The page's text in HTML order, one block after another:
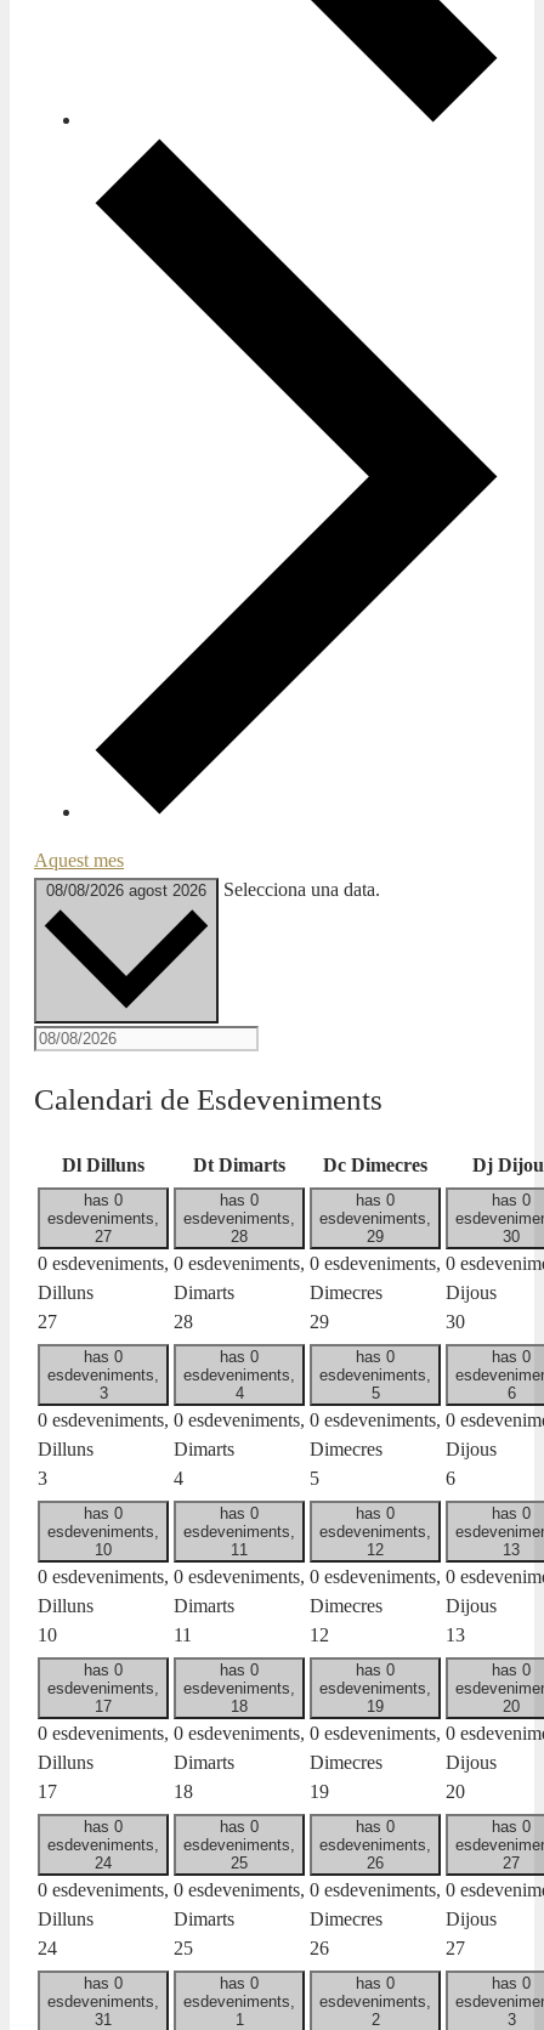
Aquest mes
08/08/2026 agost 2026 Selecciona una data.
Calendari de Esdeveniments
Dl Dilluns Dt Dimarts Dc Dimecres Dj
has 0
esdeveniments,
27
0 esdeveniments,
Dilluns
27
has 0
esdeveniments,
28
0 esdeveniments,
Dimarts
28
has 0
esdeveniments,
29
0 esdeveniments,
Dimecres
29
has 0
30
0
Dijous
30
has 0
esdeveniments,
3
0 esdeveniments,
Dilluns
3
has 0
esdeveniments,
4
0 esdeveniments,
Dimarts
4
has 0
esdeveniments,
5
0 esdeveniments,
Dimecres
5
has 0
6
0
Dijous
6
has 0
esdeveniments,
10
0 esdeveniments,
Dilluns
10
has 0
esdeveniments,
11
0 esdeveniments,
Dimarts
11
has 0
esdeveniments,
12
0 esdeveniments,
Dimecres
12
has 0
13
0
Dijous
13
has 0
esdeveniments,
17
0 esdeveniments,
Dilluns
17
has 0
esdeveniments,
18
0 esdeveniments,
Dimarts
18
has 0
esdeveniments,
19
0 esdeveniments,
Dimecres
19
has 0
20
0
Dijous
20
has 0
esdeveniments,
24
0 esdeveniments,
Dilluns
24
has 0
esdeveniments,
25
0 esdeveniments,
Dimarts
25
has 0
esdeveniments,
26
0 esdeveniments,
Dimecres
26
has 0
27
0
Dijous
27
has 0
esdeveniments,
31
has 0
esdeveniments,
1
has 0
esdeveniments,
2
has 0
3